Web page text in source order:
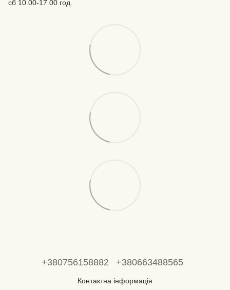
сб 10.00-17.00 год.
+380756158882 +380663488565
Контактна інформація